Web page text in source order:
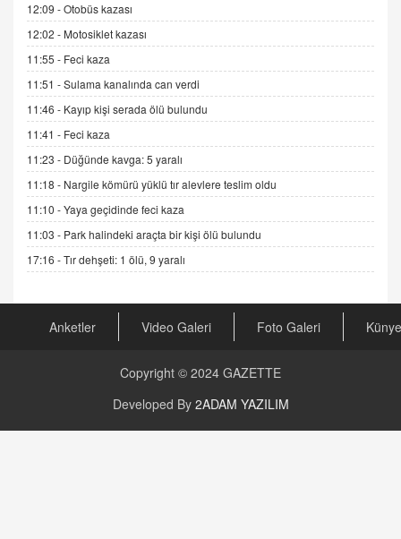
11.12.2024 12:30
DR. EKREM ASLAN
Gerçek Ne, Algı Ne? "Beraber Yürüyoruz"
Cümlesinin Peşinden
19.07.2025 12:45
GÖNÜL MENEKŞE
Şifacının Yolu
04.11.2025 12:56
AV. RÜMEYSA ÖZKALE
Kira Uyuşmazlıklarında Dava Açmadan Önce
Arabulucuya Başvuru Şartı
CAN UĞURATEŞ
Değişen yapısıyla Suriye
GÜNLÜK BURÇ YORUMU
12:09 -Otobüs kazası
12:02 - Motosiklet kazası
11:55 - Feci kaza
11:51 -Sulama kanalında can verdi
11:46 - Kayıp kişi serada ölü bulundu
11:41 - Feci kaza
11:23 - Düğünde kavga: 5 yaralı
11:18 - Nargile kömürü yüklü tır alevlere teslim oldu
11:10 -Yaya geçidinde feci kaza
11:03 - Park halindeki araçta bir kişi ölü bulundu
17:16 -Tır dehşeti: 1 ölü, 9 yaralı
Anketler Video Galeri Foto Galeri Künye
Copyright © 2024 GAZETTE
Developed By 2ADAM YAZILIM